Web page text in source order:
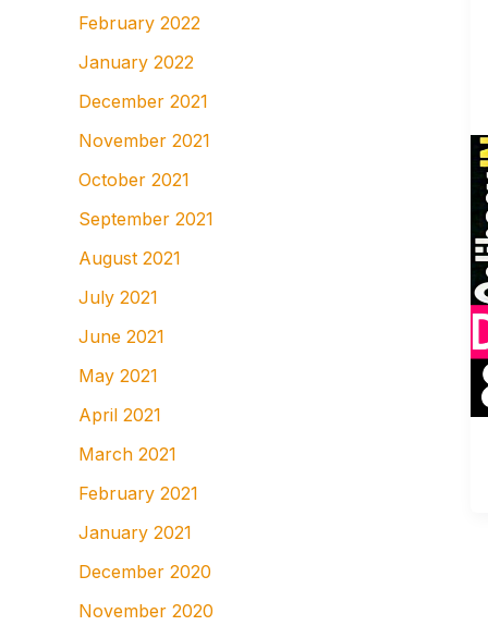
February 2022
January 2022
December 2021
November 2021
October 2021
September 2021
August 2021
July 2021
June 2021
May 2021
April 2021
March 2021
February 2021
January 2021
December 2020
November 2020